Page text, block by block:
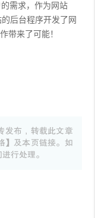
需求，作为网站
后台程序开发了网
带来了可能！
发布，转载此文章
】及本页链接。如
行处理。